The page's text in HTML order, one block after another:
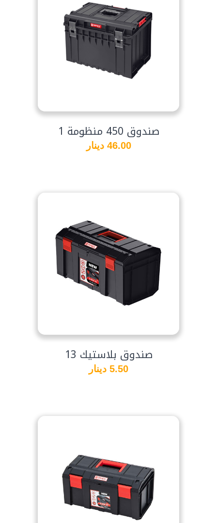
صندوق 450 منظومة 1
46.00 دينار
صندوق بلاستيك 13
5.50 دينار